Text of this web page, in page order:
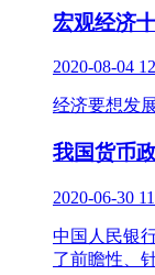
宏观经济
2020-08-04
经济要想发
我国货币
2020-06-30
中国人民银
了前瞻性、